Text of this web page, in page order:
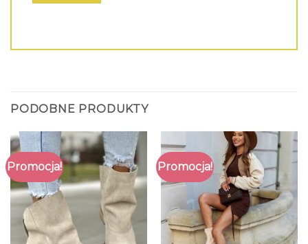
PODOBNE PRODUKTY
Promocja! Promocja!